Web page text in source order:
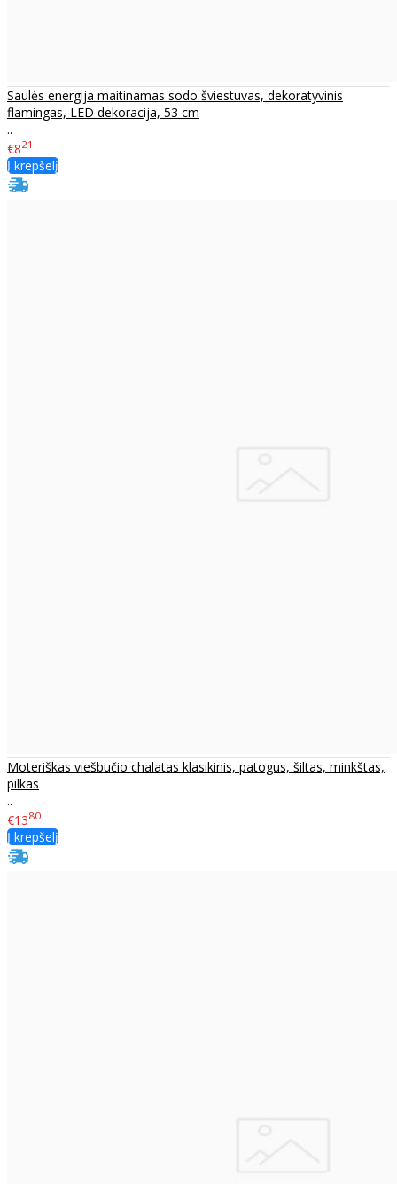
Saulės energija maitinamas sodo šviestuvas, dekoratyvinis
flamingas, LED dekoracija, 53 cm
..
€821
Į krepšelį
Moteriškas viešbučio chalatas klasikinis, patogus, šiltas, minkštas,
pilkas
..
€1380
Į krepšelį